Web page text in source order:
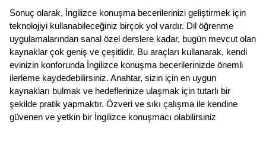
Sonuç olarak, İngilizce konuşma becerilerinizi geliştirmek için
teknolojiyi kullanabileceğiniz birçok yol vardır. Dil öğrenme
uygulamalarından sanal özel derslere kadar, bugün mevcut olan
kaynaklar çok geniş ve çeşitlidir. Bu araçları kullanarak, kendi
evinizin konforunda İngilizce konuşma becerilerinizde önemli
ilerleme kaydedebilirsiniz. Anahtar, sizin için en uygun
kaynakları bulmak ve hedeflerinize ulaşmak için tutarlı bir
şekilde pratik yapmaktır. Özveri ve sıkı çalışma ile kendine
güvenen ve yetkin bir İngilizce konuşmacı olabilirsiniz